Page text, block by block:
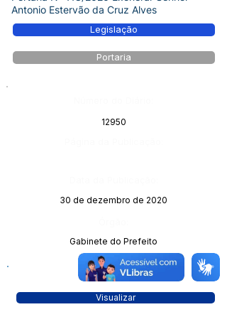
Antonio Estervão da Cruz Alves
Legislação
Portaria
12950
30 de dezembro de 2020
Gabinete do Prefeito
Visualizar